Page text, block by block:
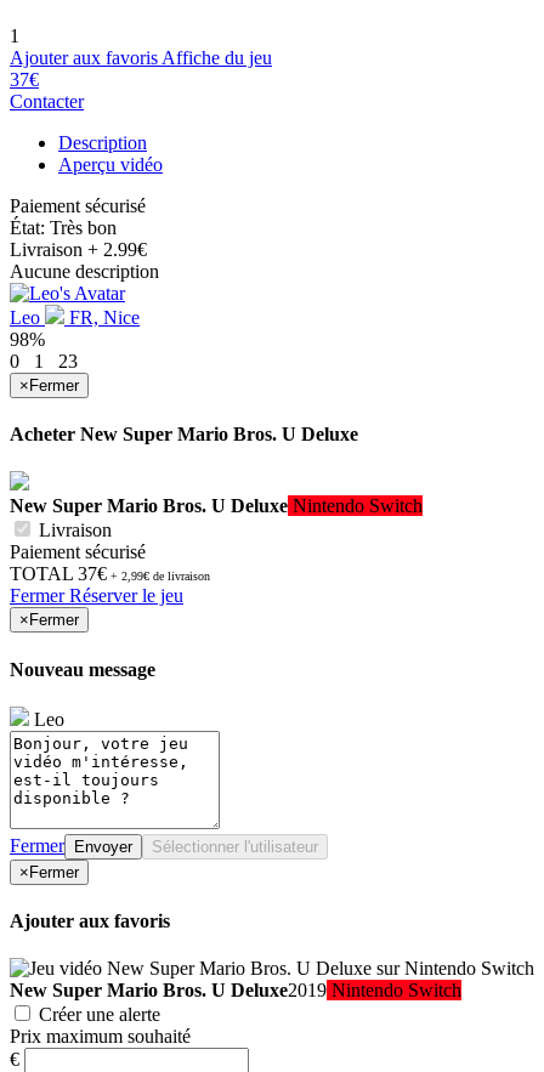
1
Ajouter aux favoris Affiche du jeu
37€
Contacter
Description
Aperçu vidéo
Paiement sécurisé
État: Très bon
Livraison + 2.99€
Aucune description
Leo
FR, Nice
98%
0
1 23
× Fermer
Acheter New Super Mario Bros. U Deluxe
New Super Mario Bros. U Deluxe Nintendo Switch
Livraison
Paiement sécurisé
TOTAL 37€ + 2,99€ de livraison
FermerRéserver le jeu
× Fermer
Nouveau message
Leo
Fermer Envoyer
Sélectionner l'utilisateur
× Fermer
Ajouter aux favoris
New Super Mario Bros. U Deluxe2019 Nintendo Switch
Créer une alerte
Prix maximum souhaité
€